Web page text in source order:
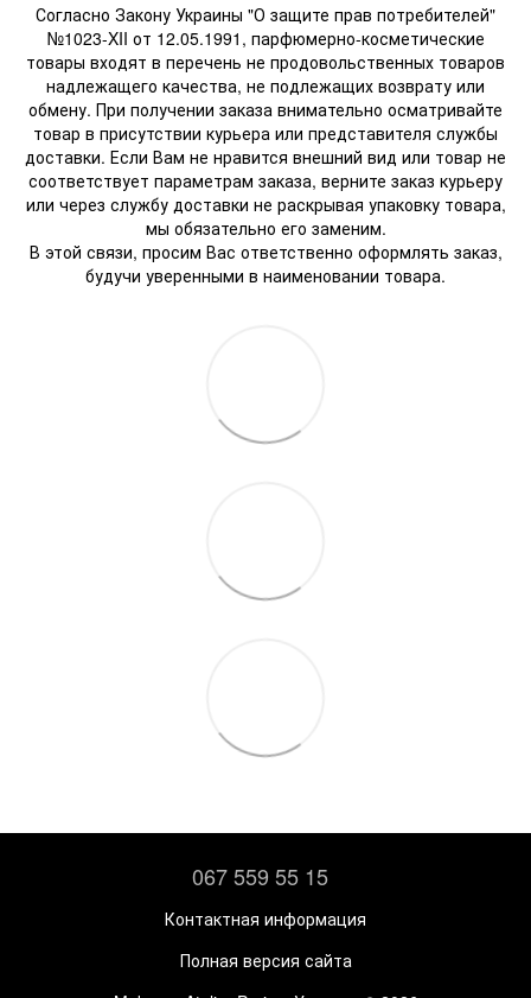
Согласно Закону Украины "О защите прав потребителей"
№1023-XII от 12.05.1991, парфюмерно-косметические
товары входят в перечень не продовольственных товаров
надлежащего качества, не подлежащих возврату или
обмену. При получении заказа внимательно осматривайте
товар в присутствии курьера или представителя службы
доставки. Если Вам не нравится внешний вид или товар не
соответствует параметрам заказа, верните заказ курьеру
или через службу доставки не раскрывая упаковку товара,
мы обязательно его заменим.
В этой связи, просим Вас ответственно оформлять заказ,
будучи уверенными в наименовании товара.
067 559 55 15
Контактная информация
Полная версия сайта